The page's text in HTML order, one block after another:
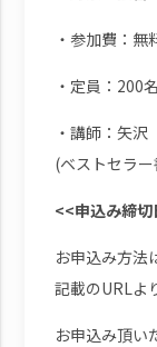
・参加費：無
・定員：200
・講師：矢
(ベストセラ
<<申込み締
お申込み方法
記載のURLよ
お申込み頂い